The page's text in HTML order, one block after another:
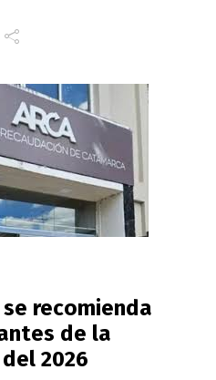
recomienda
de la
2026